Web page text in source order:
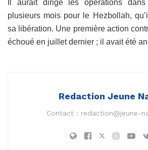
Il aurait dirigé les opérations
plusieurs mois pour le Hezbollah,
sa libération. Une première action
échoué en juillet dernier ; il avait été
Redaction Jeune
Contact : redaction@jeune-